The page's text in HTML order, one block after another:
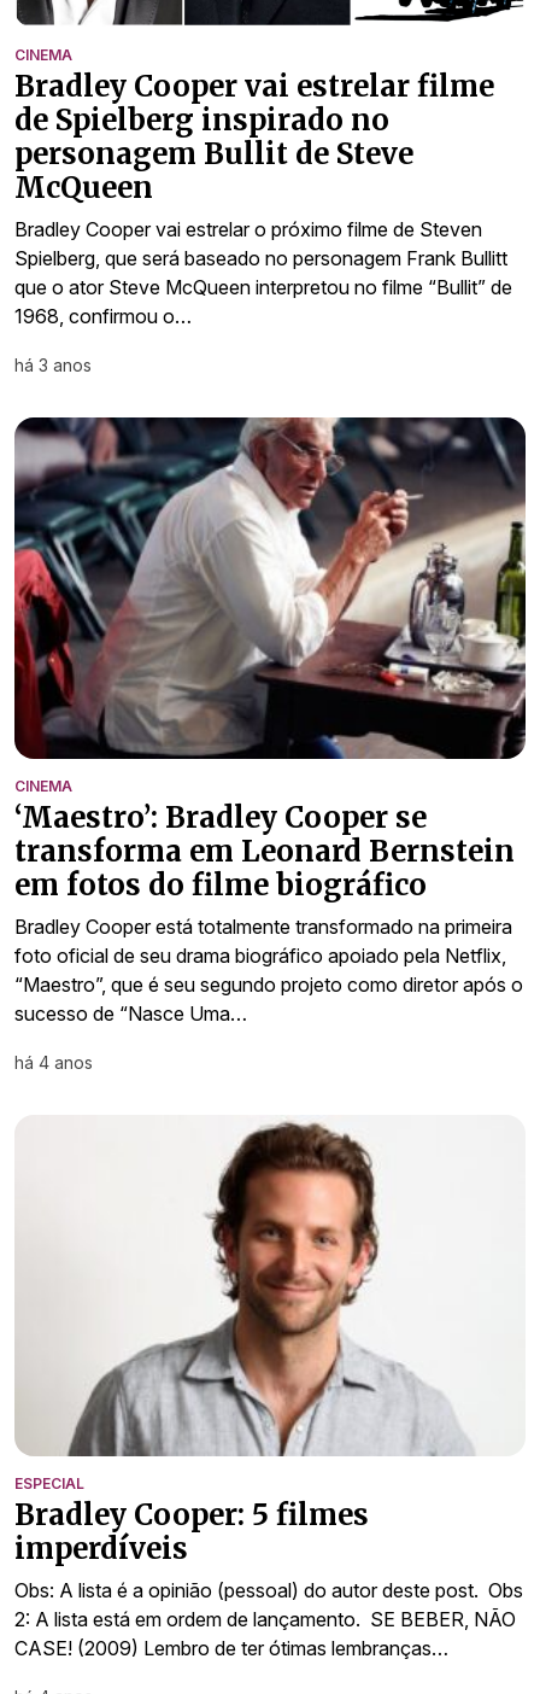
CINEMA
Bradley Cooper vai estrelar filme
de Spielberg inspirado no
personagem Bullit de Steve
McQueen
Bradley Cooper vai estrelar o próximo filme de Steven
Spielberg, que será baseado no personagem Frank Bullitt
que o ator Steve McQueen interpretou no filme “Bullit” de
1968, confirmou o…
há 3 anos
CINEMA
‘Maestro’: Bradley Cooper se
transforma em Leonard Bernstein
em fotos do filme biográfico
Bradley Cooper está totalmente transformado na primeira
foto oficial de seu drama biográfico apoiado pela Netflix,
“Maestro”, que é seu segundo projeto como diretor após o
sucesso de “Nasce Uma…
há 4 anos
ESPECIAL
Bradley Cooper: 5 filmes
imperdíveis
Obs: A lista é a opinião (pessoal) do autor deste post. Obs
2: A lista está em ordem de lançamento. SE BEBER, NÃO
CASE! (2009) Lembro de ter ótimas lembranças…